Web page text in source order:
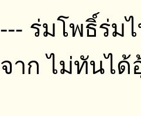
--- ร่มโพธิ์ร่ม
จาก ไม่ทันได้